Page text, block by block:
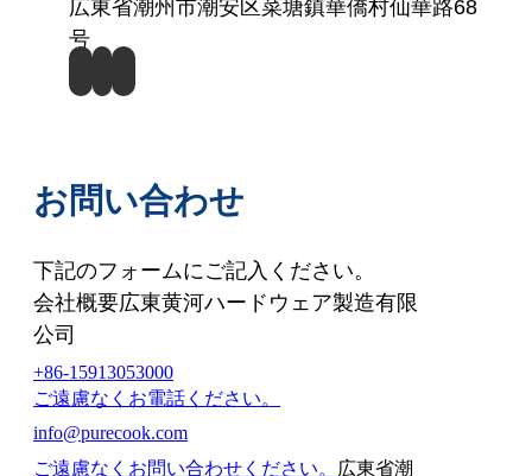
広東省潮州市潮安区菜塘鎮華僑村仙華路68
号
お問い合わせ
下記のフォームにご記入ください。
会社概要広東黄河ハードウェア製造有限
公司
+86-15913053000
ご遠慮なくお電話ください。
info@purecook.com
ご遠慮なくお問い合わせください。
広東省潮